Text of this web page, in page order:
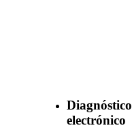
Diagnóstico
electrónico